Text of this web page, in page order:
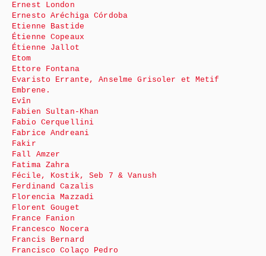
Ernest London
Ernesto Aréchiga Córdoba
Etienne Bastide
Étienne Copeaux
Étienne Jallot
Etom
Ettore Fontana
Evaristo Errante, Anselme Grisoler et Metif
Embrene.
Evîn
Fabien Sultan-Khan
Fabio Cerquellini
Fabrice Andreani
Fakir
Fall Amzer
Fatima Zahra
Fécile, Kostik, Seb 7 & Vanush
Ferdinand Cazalis
Florencia Mazzadi
Florent Gouget
France Fanion
Francesco Nocera
Francis Bernard
Francisco Colaço Pedro